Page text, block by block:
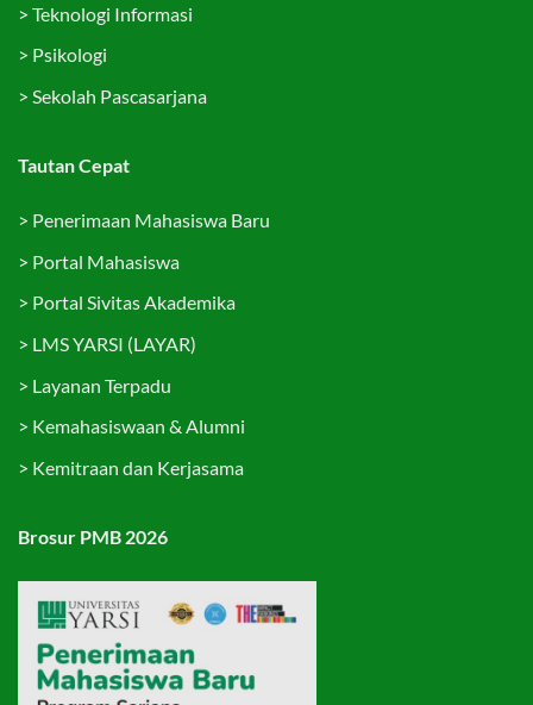
> Teknologi Informasi
> Psikologi
> Sekolah Pascasarjana
Tautan Cepat
> Penerimaan Mahasiswa Baru
> Portal Mahasiswa
> Portal Sivitas Akademika
> LMS YARSI (LAYAR)
> Layanan Terpadu
> Kemahasiswaan & Alumni
> Kemitraan dan Kerjasama
Brosur PMB 2026